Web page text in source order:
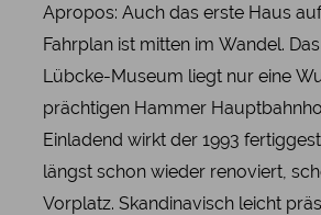
Apropos: Auch das erste Haus
Fahrplan ist mitten im Wandel.
Lübcke-Museum liegt nur eine
prächtigen Hammer
Einladend wirkt der 1993
längst schon wieder renoviert,
Vorplatz. Skandinavisch leicht